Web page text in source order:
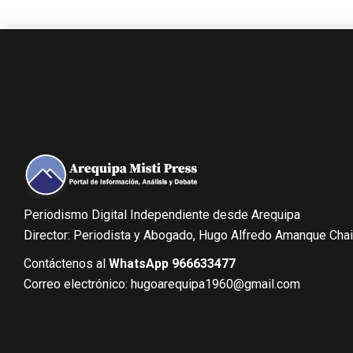
Periodismo Digital Independiente desde Arequipa
Director: Periodista y Abogado, Hugo Alfredo Amanque
Contáctenos al WhatsApp 966633477
Correo electrónico: hugoarequipa1960@gmail.com